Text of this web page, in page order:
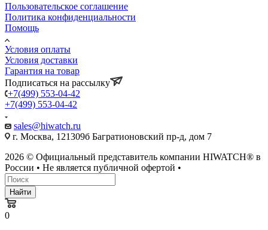
Пользовательское соглашение
Политика конфиденциальности
Помощь
Условия оплаты
Условия доставки
Гарантия на товар
Подписаться на рассылку
+7(499) 553-04-42
+7(499) 553-04-42
sales@hiwatch.ru
г. Москва, 121309б Багратионовский пр-д, дом 7
2026 © Официальный представитель компании HIWATCH® в
России • Не является публичной офертой •
Найти
0